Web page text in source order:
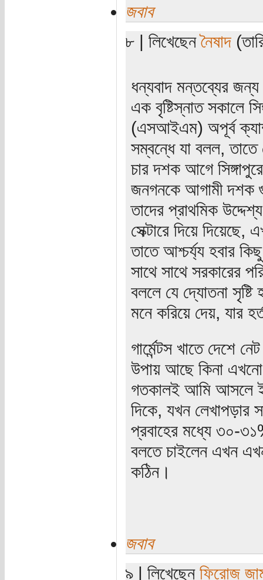
জবাব
৮ | লিখেছেননৈষাদ
ধন্যবাদ মন্তব্যের
এক বৃষ্টিস্নাত সকালে
(এসআইএম) অপূর্ব
সম্বন্ধে যা বলল, তাতে
চার দশক আগে
জনগনকে আগামী দশক
তাদের প্রাথমিক
সেক্টারে দিয়ে
তাতে আশ্চর্য্য হবার
সাথে সাথে সরকারের
বললে যে দ্যোতনা
মনে করিয়ে দেয়, যার
গার্মেন্টস খাতে দেশে
উপায় আছে কিনা
গতকালই আমি আসলে
দিকে, যখন লেখাপড়ার
প্রবাহের মধ্যে ৩০-
বলতে চাইলেন এখন
কঠিন।
জবাব
৯ | লিখেছেনফিরোজ